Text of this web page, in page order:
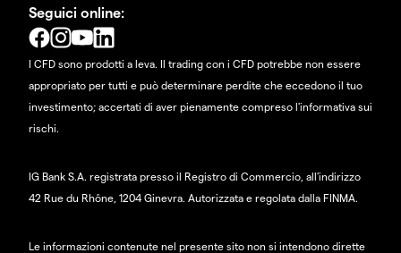
Seguici online:
I CFD sono prodotti a leva. Il trading con i CFD potrebbe non essere
appropriato per tutti e può determinare perdite che eccedono il tuo
investimento; accertati di aver pienamente compreso l'informativa sui
rischi.
IG Bank S.A. registrata presso il Registro di Commercio, all'indirizzo
42 Rue du Rhône, 1204 Ginevra. Autorizzata e regolata dalla FINMA.
Le informazioni contenute nel presente sito non si intendono dirette